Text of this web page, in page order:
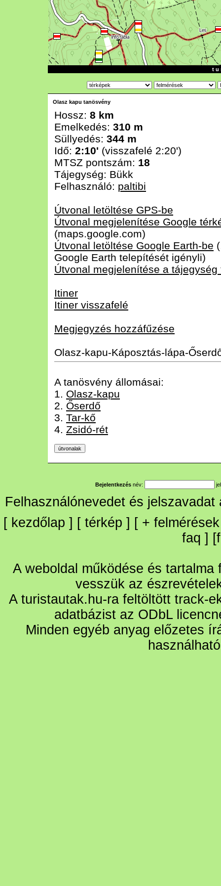
t u
Olasz kapu tanösvény
Hossz: 8 km
Emelkedés: 310 m
Süllyedés: 344 m
Idő: 2:10' (visszafelé 2:20')
MTSZ pontszám: 18
Tájegység: Bükk
Felhasználó: paltibi
Útvonal letöltése GPS-be
Útvonal megjelenítése Google
(maps.google.com)
Útvonal letöltése Google Earth-be
Google Earth telepítését igényli)
Útvonal megjelenítése a tájegység
Itiner
Itiner visszafelé
Megjegyzés hozzáfűzése
Olasz-kapu-Káposztás-lápa-
A tanösvény állomásai:
1. Olasz-kapu
2. Őserdő
3. Tar-kő
4. Zsidó-rét
Bejelentkezés név:
Felhasználónevedet és
[ kezdőlap ] [ térkép ] [ + felmérések
faq ] [
A weboldal működése és
vesszük az
A turistautak.hu-ra feltöltött track-
adatbázist az ODbL
Minden egyéb anyag előzetes